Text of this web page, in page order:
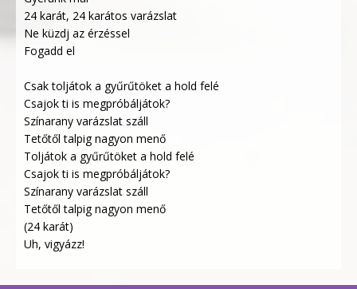
24 karát, 24 karátos varázslat
Ne küzdj az érzéssel
Fogadd el
Csak toljátok a gyűrűtöket a hold felé
Csajok ti is megpróbáljátok?
Színarany varázslat száll
Tetőtől talpig nagyon menő
Toljátok a gyűrűtöket a hold felé
Csajok ti is megpróbáljátok?
Színarany varázslat száll
Tetőtől talpig nagyon menő
(24 karát)
Uh, vigyázz!